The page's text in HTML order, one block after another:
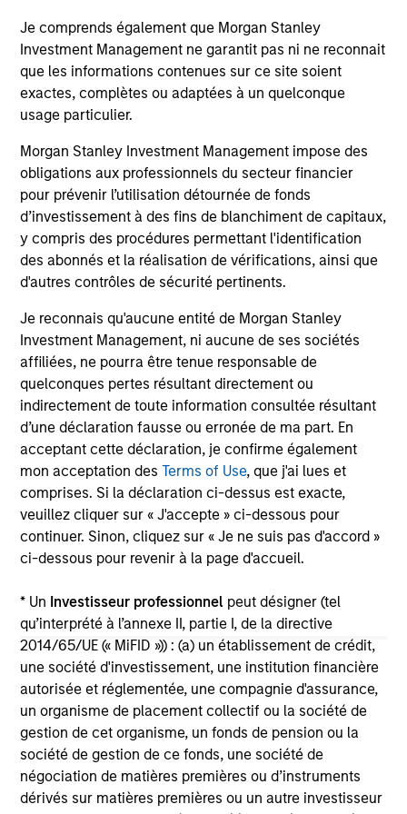
Je comprends également que Morgan Stanley
Investment Management ne garantit pas ni ne reconnait
que les informations contenues sur ce site soient
exactes, complètes ou adaptées à un quelconque
usage particulier.
Morgan Stanley Investment Management impose des
obligations aux professionnels du secteur financier
pour prévenir l’utilisation détournée de fonds
d’investissement à des fins de blanchiment de capitaux,
y compris des procédures permettant l'identification
des abonnés et la réalisation de vérifications, ainsi que
d'autres contrôles de sécurité pertinents.
Je reconnais qu'aucune entité de Morgan Stanley
Investment Management, ni aucune de ses sociétés
affiliées, ne pourra être tenue responsable de
quelconques pertes résultant directement ou
indirectement de toute information consultée résultant
d’une déclaration fausse ou erronée de ma part. En
acceptant cette déclaration, je confirme également
mon acceptation desTerms of Use, que j'ai lues et
comprises. Si la déclaration ci-dessus est exacte,
veuillez cliquer sur « J'accepte » ci-dessous pour
continuer. Sinon, cliquez sur « Je ne suis pas d'accord »
ci-dessous pour revenir à la page d'accueil.
* Un Investisseur professionnel peut désigner (tel
qu’interprété à l’annexe II, partie I, de la directive
2014/65/UE (« MiFID »)) : (a) un établissement de crédit,
une société d'investissement, une institution financière
autorisée et réglementée, une compagnie d'assurance,
un organisme de placement collectif ou la société de
gestion de cet organisme, un fonds de pension ou la
société de gestion de ce fonds, une société de
négociation de matières premières ou d’instruments
dérivés sur matières premières ou un autre investisseur
ARTICLE
Agency MBS & Housing Market
Monitor – Q2 2026
Overview of the trends and developments in
the Agency MBS and Housing Markets.
14-JUL-2026
May not represent all Team Members.
The information on this page is for informational
not constitute and should not be construed as an
offering of advisory services or an offer to sell or a
solicitation of an offer to buy any securities in any
jurisdiction in which such offer or solicitation,
purchase or sale would be unlawful under the
securities, insurance or other laws of such jurisdiction.
All investing involves risks, including a loss of principal.
Please refer to the strategy detail page for important
information on the strategy, including additional risk
considerations.